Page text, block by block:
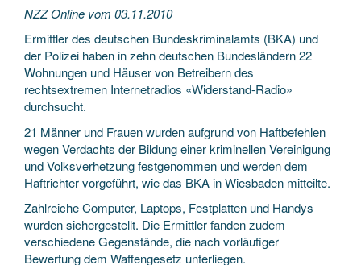
NZZ Online vom 03.11.2010
Ermittler des deutschen Bundeskriminalamts (BKA) und
der Polizei haben in zehn deutschen Bundesländern 22
Wohnungen und Häuser von Betreibern des
rechtsextremen Internetradios «Widerstand-Radio»
durchsucht.
21 Männer und Frauen wurden aufgrund von Haftbefehlen
wegen Verdachts der Bildung einer kriminellen Vereinigung
und Volksverhetzung festgenommen und werden dem
Haftrichter vorgeführt, wie das BKA in Wiesbaden mitteilte.
Zahlreiche Computer, Laptops, Festplatten und Handys
wurden sichergestellt. Die Ermittler fanden zudem
verschiedene Gegenstände, die nach vorläufiger
Bewertung dem Waffengesetz unterliegen.